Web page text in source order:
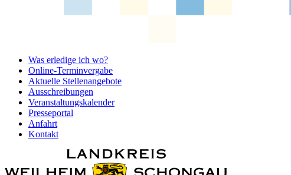
Was erledige ich wo?
Online-Terminvergabe
Aktuelle Stellenangebote
Ausschreibungen
Veranstaltungskalender
Presseportal
Anfahrt
Kontakt